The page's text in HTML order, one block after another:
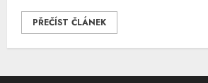
PŘEČÍST ČLÁNEK